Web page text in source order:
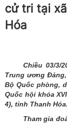
cử tri tại
Hóa
Chiều 03/3/
Trung ương
Bộ Quốc phòng,
Quốc hội khóa
4), tỉnh Thanh Hóa.
Tham gia